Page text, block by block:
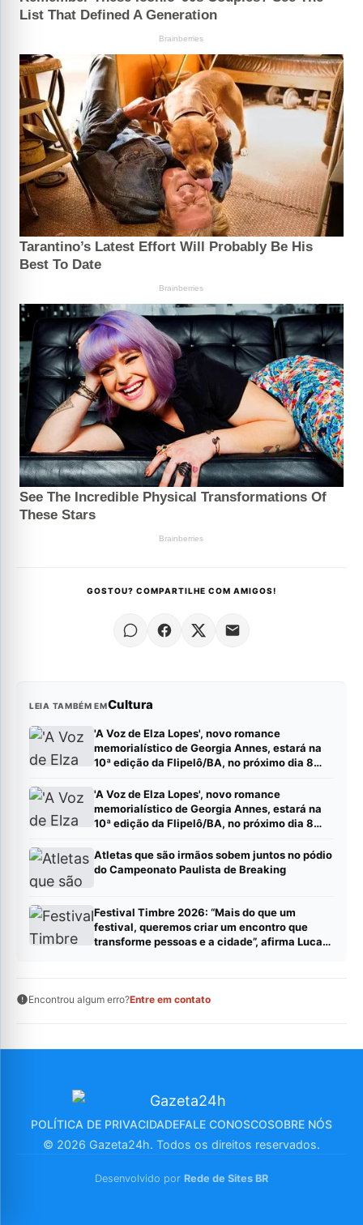
GOSTOU? COMPARTILHE COM AMIGOS!
LEIA TAMBÉM EMCultura
'A Voz de Elza Lopes', novo romance
memorialístico de Georgia Annes, estará na
10ª edição da Flipelô/BA, no próximo dia 8
'A Voz de Elza Lopes', novo romance
memorialístico de Georgia Annes, estará na
10ª edição da Flipelô/BA, no próximo dia 8
Atletas que são irmãos sobem juntos no pódio
do Campeonato Paulista de Breaking
Festival Timbre 2026: “Mais do que um
festival, queremos criar um encontro que
transforme pessoas e a cidade”, afirma Lucas
Encontrou algum erro?Entre em contato
POLÍTICA DE PRIVACIDADEFALE CONOSCOSOBRE NÓS
© 2026 Gazeta24h. Todos os direitos reservados.
Desenvolvido por Rede de Sites BR